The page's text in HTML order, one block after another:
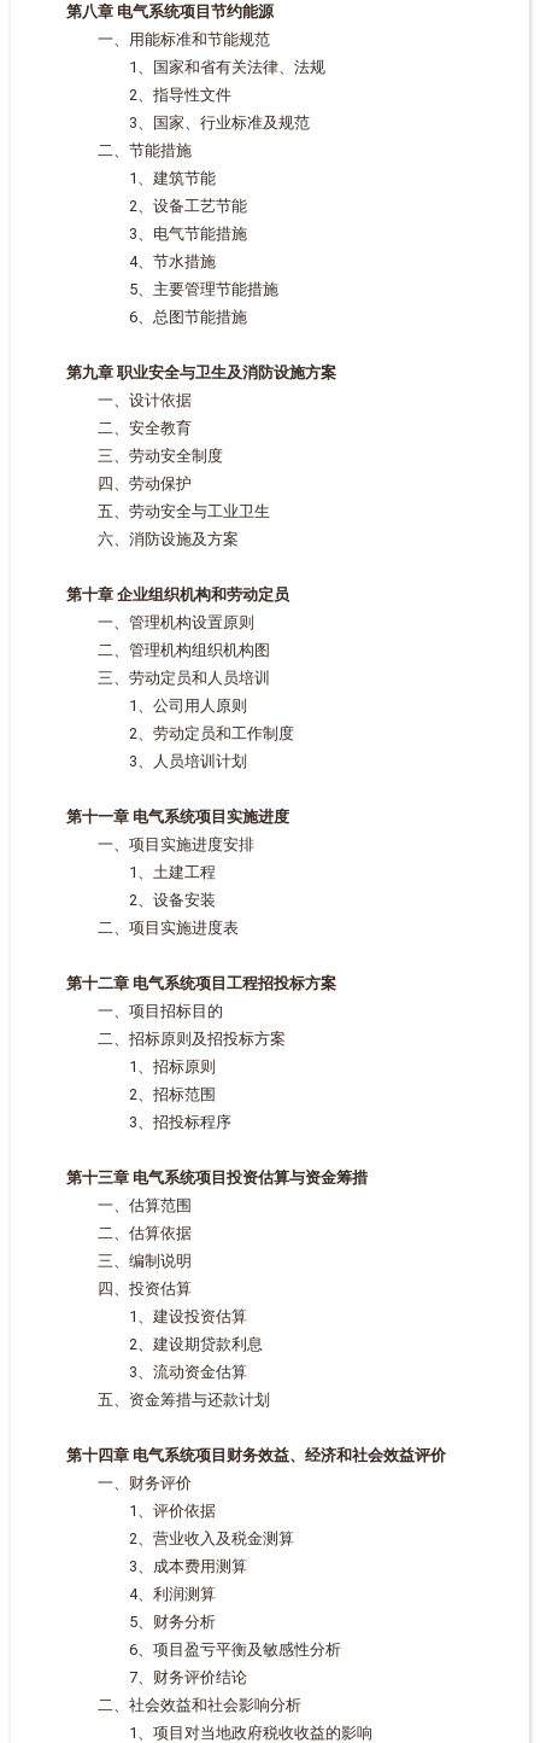
第八章 电气系统项目节约能源
一、用能标准和节能规范
1、国家和省有关法律、法规
2、指导性文件
3、国家、行业标准及规范
二、节能措施
1、建筑节能
2、设备工艺节能
3、电气节能措施
4、节水措施
5、主要管理节能措施
6、总图节能措施
第九章 职业安全与卫生及消防设施方案
一、设计依据
二、安全教育
三、劳动安全制度
四、劳动保护
五、劳动安全与工业卫生
六、消防设施及方案
第十章 企业组织机构和劳动定员
一、管理机构设置原则
二、管理机构组织机构图
三、劳动定员和人员培训
1、公司用人原则
2、劳动定员和工作制度
3、人员培训计划
第十一章 电气系统项目实施进度
一、项目实施进度安排
1、土建工程
2、设备安装
二、项目实施进度表
第十二章 电气系统项目工程招投标方案
一、项目招标目的
二、招标原则及招投标方案
1、招标原则
2、招标范围
3、招投标程序
第十三章 电气系统项目投资估算与资金筹措
一、估算范围
二、估算依据
三、编制说明
四、投资估算
1、建设投资估算
2、建设期贷款利息
3、流动资金估算
五、资金筹措与还款计划
第十四章 电气系统项目财务效益、经济和社会效益评价
一、财务评价
1、评价依据
2、营业收入及税金测算
3、成本费用测算
4、利润测算
5、财务分析
6、项目盈亏平衡及敏感性分析
7、财务评价结论
二、社会效益和社会影响分析
1、项目对当地政府税收收益的影响